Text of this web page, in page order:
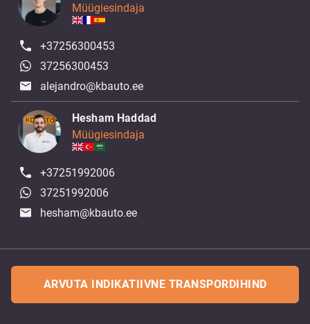
Müügiesindaja
+37256300453
37256300453
alejandro@kbauto.ee
Hesham Haddad
Müügiesindaja
+37251992006
37251992006
hesham@kbauto.ee
ARVUTA INDIKATIIVNE TRANSPORDIHIND